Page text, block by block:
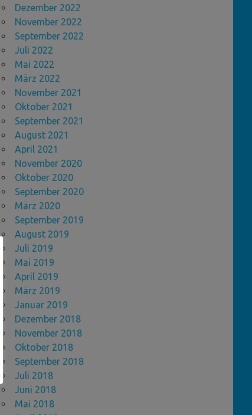
Dezember 2022
November 2022
September 2022
Juli 2022
Mai 2022
März 2022
November 2021
Oktober 2021
September 2021
August 2021
April 2021
November 2020
Oktober 2020
September 2020
März 2020
September 2019
August 2019
Juli 2019
Mai 2019
April 2019
März 2019
Januar 2019
Dezember 2018
November 2018
Oktober 2018
September 2018
Juli 2018
Juni 2018
Mai 2018